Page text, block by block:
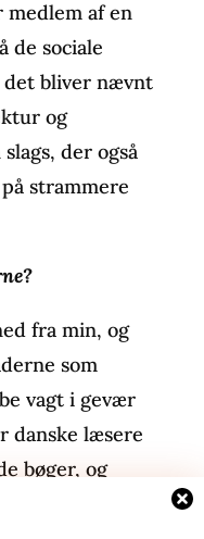
medlem af en
de sociale
det bliver nævnt
og
der også
strammere
fra min, og
som
vagt i gevær
danske læsere
bøger, og